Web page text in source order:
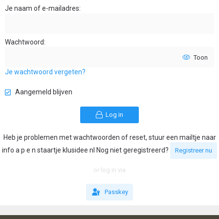
Je naam of e-mailadres
Wachtwoord
Toon
Je wachtwoord vergeten?
Aangemeld blijven
Log in
Heb je problemen met wachtwoorden of reset, stuur een mailtje naar
info a p e n staartje klusidee nl Nog niet geregistreerd?
Registreer nu
or log in via
Passkey